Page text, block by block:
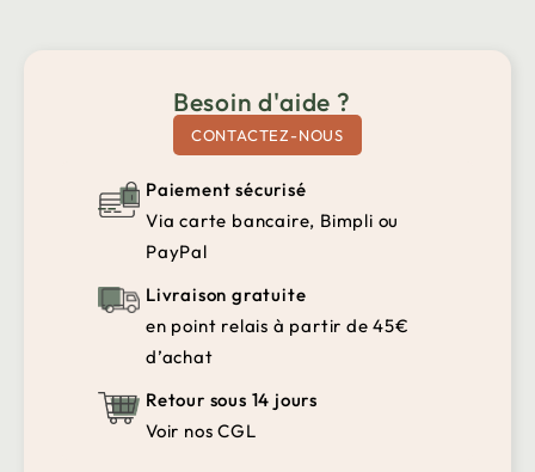
Besoin d'aide ?
CONTACTEZ-NOUS
Paiement sécurisé
Via carte bancaire, Bimpli ou
PayPal
Livraison gratuite
en point relais à partir de 45€
d’achat
Retour sous 14 jours
Voir nos CGL